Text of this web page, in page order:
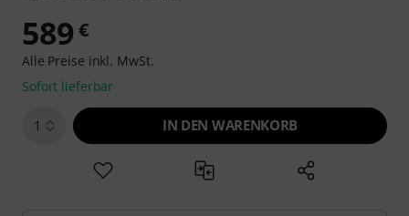
589 €
Alle Preise inkl. MwSt.
Sofort lieferbar
1 IN DEN WARENKORB